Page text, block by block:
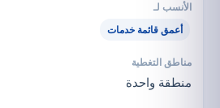
أعمق قائمة خدمات
منطقة واحدة